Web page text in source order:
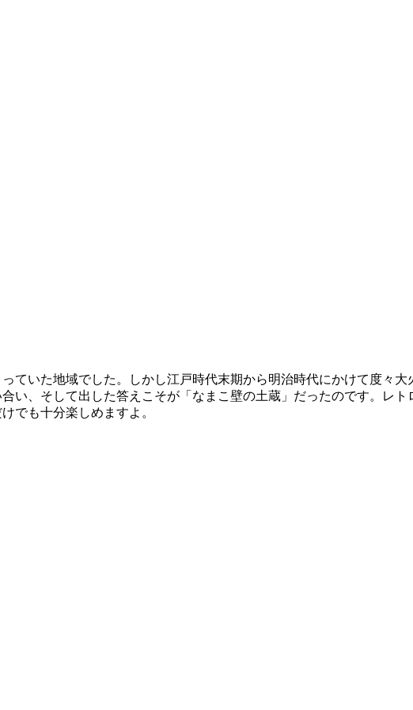
ていた地域でした。しかし江戸時代末期から明治時代にかけて度々
い、そして出した答えこそが「なまこ壁の土蔵」だったのです。レ
でも十分楽しめますよ。